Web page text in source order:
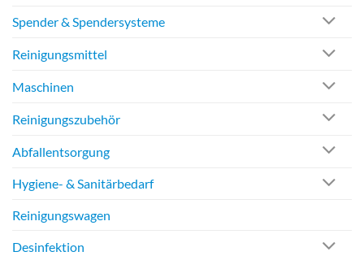
Spender & Spendersysteme
Reinigungsmittel
Maschinen
Reinigungszubehör
Abfallentsorgung
Hygiene- & Sanitärbedarf
Reinigungswagen
Desinfektion